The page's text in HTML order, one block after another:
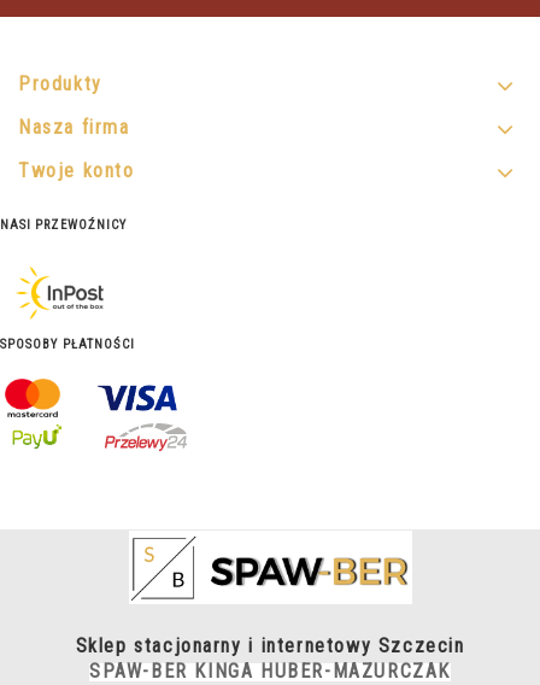
Produkty
Nasza firma
Twoje konto
NASI PRZEWOŹNICY
SPOSOBY PŁATNOŚCI
Sklep stacjonarny i internetowy Szczecin
SPAW-BER KINGA HUBER-MAZURCZAK